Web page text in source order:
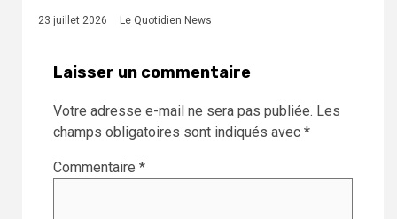
23 juillet 2026 Le Quotidien News
Laisser un commentaire
Votre adresse e-mail ne sera pas publiée. Les
champs obligatoires sont indiqués avec *
Commentaire *